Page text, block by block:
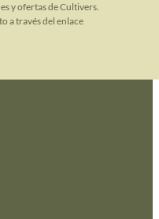
y ofertas de Cultivers.
a través del enlace